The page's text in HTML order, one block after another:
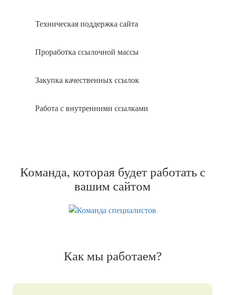
Техническая поддержка сайта
Проработка ссылочной массы
Закупка качественных ссылок
Работа с внутренними ссылками
Команда, которая будет работать с
вашим сайтом
Как мы работаем?